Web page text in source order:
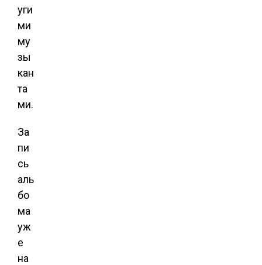
уги
ми
му
зы
кан
та
ми.
За
пи
сь
аль
бо
ма
уж
е
на